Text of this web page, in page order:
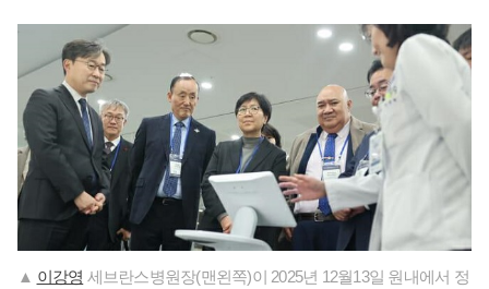
▲ 이강영 세브란스병원장(맨왼쪽)이 2025년 12월13일 원내에서 정